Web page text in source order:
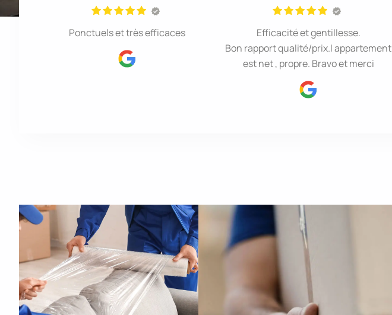
Ponctuels et très efficaces
Efficacité et gentillesse.
Bon rapport qualité/prix.l appartement
est net , propre. Bravo et merci